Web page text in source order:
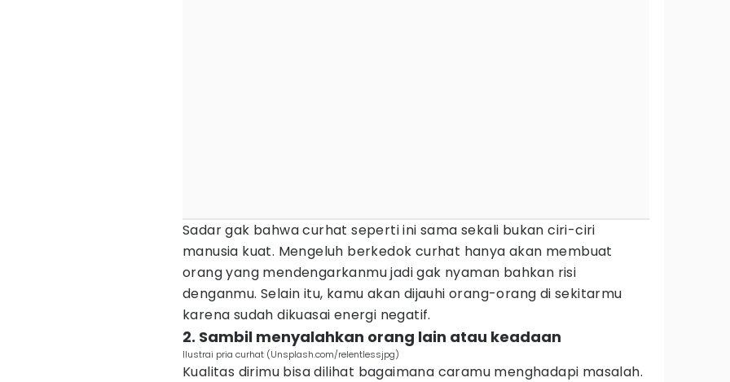
Sadar gak bahwa curhat seperti ini sama sekali bukan ciri-ciri
manusia kuat. Mengeluh berkedok curhat hanya akan membuat
orang yang mendengarkanmu jadi gak nyaman bahkan risi
denganmu. Selain itu, kamu akan dijauhi orang-orang di sekitarmu
karena sudah dikuasai energi negatif.
2. Sambil menyalahkan orang lain atau keadaan
Ilustrai pria curhat (Unsplash.com/relentlessjpg)
Kualitas dirimu bisa dilihat bagaimana caramu menghadapi masalah.